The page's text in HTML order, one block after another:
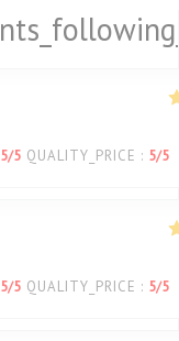
5/5 QUALITY_PRICE : 5/5
5/5 QUALITY_PRICE : 5/5